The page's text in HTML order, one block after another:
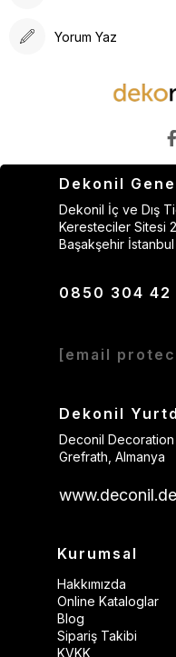
Yorum Yaz
Dekonil
Dekonil İç ve Dış
Keresteciler Sitesi
Başakşehir İstanbul
0850 304 42
[email
Dekonil
Deconil
Grefrath, Almanya
www.deconil.de
Kurumsal
Hakkımızda
Online Kataloglar
Blog
Sipariş Takibi
KVKK